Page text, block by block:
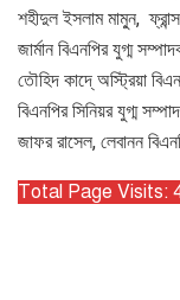
শহীদুল ইসলাম মামু্‌ন,
জার্মান বিএনপির যুগ্ম
তৌহিদ কাদে্‌ অস্ট্রিয়া
বিএনপির সিনিয়র যুগ্ম
জাফর রাসেল, লেবানন
Total Page Visits: